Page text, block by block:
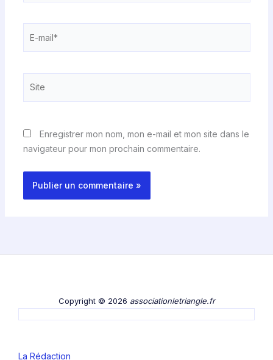
mail*
Enregistrer mon nom, mon e-mail et mon site dans le
navigateur pour mon prochain commentaire.
Copyright © 2026 associationletriangle.fr
La Rédaction